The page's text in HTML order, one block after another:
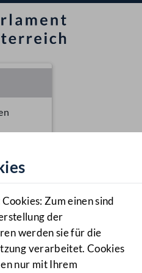
Zum einen sind
der
werden sie für die
verarbeitet. Cookies
nur mit Ihrem